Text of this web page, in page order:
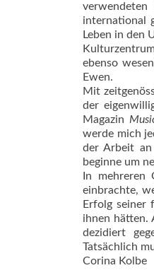
international
Leben in den
ebenso
Ewen.
Mit
der
Magazin
werde mich
der Arbeit an
beginne um
In mehreren
einbrachte,
Erfolg seiner
ihnen hätten.
dezidiert
Tatsächlich
Corina Kolbe